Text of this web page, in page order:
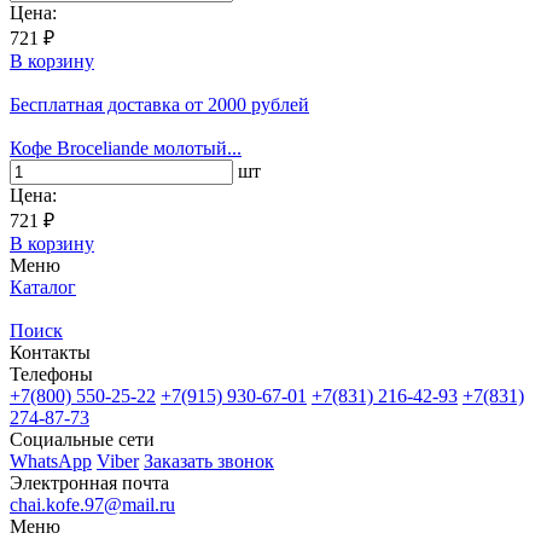
Цена:
721 ₽
В корзину
Бесплатная доставка от 2000 рублей
Кофе Broceliande молотый...
шт
Цена:
721 ₽
В корзину
Меню
Каталог
Поиск
Контакты
Телефоны
+7(800) 550-25-22 +7(915) 930-67-01 +7(831) 216-42-93 +7(831)
274-87-73
Социальные сети
WhatsApp Viber Заказать звонок
Электронная почта
chai.kofe.97@mail.ru
Меню